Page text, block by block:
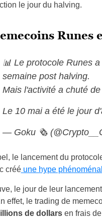
le jour du halving.
Runes
📊 Le protocole Runes
semaine post halving.
Mais l'activité a chuté
Le 10 mai a été le jour
— Goku 🗞
le lancement du
crééune hype
le jour de leur
effet, le trading de
de dollarsen frais de